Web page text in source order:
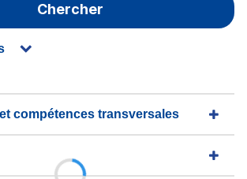
Chercher
compétences transversales